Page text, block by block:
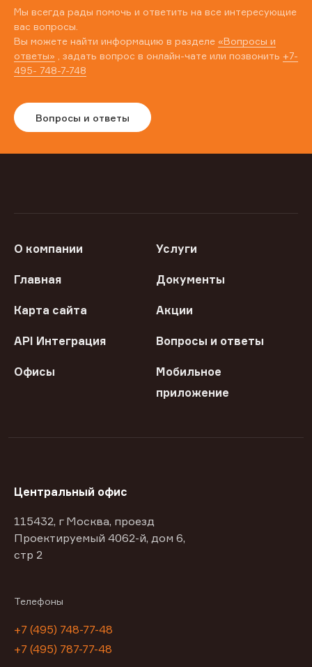
Мы всегда рады помочь и ответить на все интересующие
вас вопросы.
Вы можете найти информацию в разделе «Вопросы и
ответы» , задать вопрос в онлайн-чате или позвонить +7-
495- 748-7-748
Вопросы и ответы
О компании Услуги
Главная Документы
Карта сайта Акции
API Интеграция Вопросы и ответы
Офисы
Мобильное
приложение
Центральный офис
115432, г Москва, проезд
Проектируемый 4062-й, дом 6,
стр 2
Телефоны
+7 (495) 748-77-48
+7 (495) 787-77-48